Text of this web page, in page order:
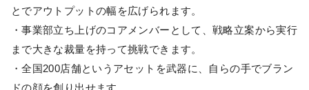
とでアウトプットの幅を広げられます。
・事業部立ち上げのコアメンバーとして、戦略立案から実行
まで大きな裁量を持って挑戦できます。
・全国200店舗というアセットを武器に、自らの手でブラン
ドの顔を創り出せます。